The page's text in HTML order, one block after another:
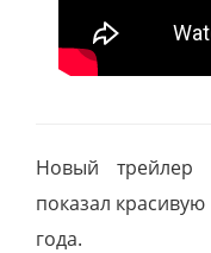
Новый трейлер
показал
года.